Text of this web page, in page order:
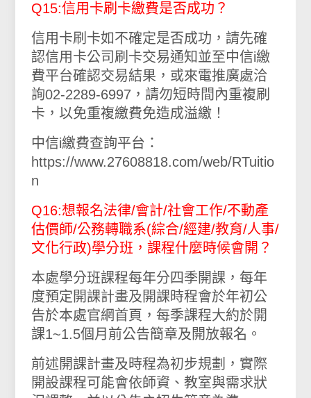
Q15:信用卡刷卡繳費是否成功？
信用卡刷卡如不確定是否成功，請先確
認信用卡公司刷卡交易通知並至中信i繳
費平台確認交易結果，或來電推廣處洽
詢02-2289-6997，請勿短時間內重複刷
卡，以免重複繳費免造成溢繳！
中信i繳費查詢平台：
https://www.27608818.com/web/RTuitio
n
Q16:想報名法律/會計/社會工作/不動產
估價師/公務轉職系(綜合/經建/教育/人事/
文化行政)學分班，課程什麼時候會開？
本處學分班課程每年分四季開課，每年
度預定開課計畫及開課時程會於年初公
告於本處官網首頁，每季課程大約於開
課1~1.5個月前公告簡章及開放報名。
前述開課計畫及時程為初步規劃，實際
開設課程可能會依師資、教室與需求狀